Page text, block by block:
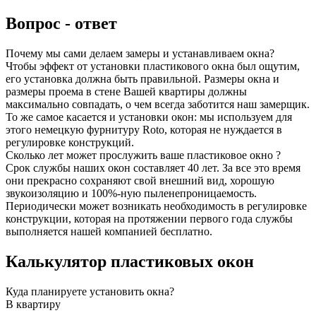
Вопрос - ответ
Почему мы сами делаем замеры и устанавливаем окна?
Чтобы эффект от установки пластикового окна был ощутим,
его установка должна быть правильной. Размеры окна и
размеры проема в стене Вашей квартиры должны
максимально совпадать, о чем всегда заботится наш замерщик.
То же самое касается и установки окон: мы используем для
этого немецкую фурнитуру Roto, которая не нуждается в
регулировке конструкций.
Сколько лет может прослужить ваше пластиковое окно ?
Срок службы наших окон составляет 40 лет. За все это время
они прекрасно сохраняют свой внешний вид, хорошую
звукоизоляцию и 100%-ную пыленепроницаемость.
Периодически может возникать необходимость в регулировке
конструкции, которая на протяжении первого года службы
выполняется нашей компанией бесплатно.
Калькулятор пластиковых окон
Куда планируете установить окна?
В квартиру